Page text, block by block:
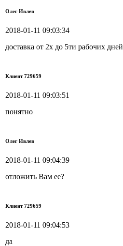
Олег Ивлев
2018-01-11 09:03:34
доставка от 2х до 5ти рабочих дней
Клиент 729659
2018-01-11 09:03:51
понятно
Олег Ивлев
2018-01-11 09:04:39
отложить Вам ее?
Клиент 729659
2018-01-11 09:04:53
да